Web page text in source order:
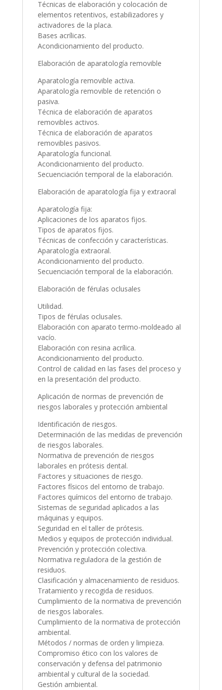
Técnicas de elaboración y colocación de
elementos retentivos, estabilizadores y
activadores de la placa.
Bases acrílicas.
Acondicionamiento del producto.
Elaboración de aparatología removible
Aparatología removible activa.
Aparatología removible de retención o
pasiva.
Técnica de elaboración de aparatos
removibles activos.
Técnica de elaboración de aparatos
removibles pasivos.
Aparatología funcional.
Acondicionamiento del producto.
Secuenciación temporal de la elaboración.
Elaboración de aparatología fija y extraoral
Aparatología fija:
Aplicaciones de los aparatos fijos.
Tipos de aparatos fijos.
Técnicas de confección y características.
Aparatología extraoral.
Acondicionamiento del producto.
Secuenciación temporal de la elaboración.
Elaboración de férulas oclusales
Utilidad.
Tipos de férulas oclusales.
Elaboración con aparato termo-moldeado al
vacío.
Elaboración con resina acrílica.
Acondicionamiento del producto.
Control de calidad en las fases del proceso y
en la presentación del producto.
Aplicación de normas de prevención de
riesgos laborales y protección ambiental
Identificación de riesgos.
Determinación de las medidas de prevención
de riesgos laborales.
Normativa de prevención de riesgos
laborales en prótesis dental.
Factores y situaciones de riesgo.
Factores físicos del entorno de trabajo.
Factores químicos del entorno de trabajo.
Sistemas de seguridad aplicados a las
máquinas y equipos.
Seguridad en el taller de prótesis.
Medios y equipos de protección individual.
Prevención y protección colectiva.
Normativa reguladora de la gestión de
residuos.
Clasificación y almacenamiento de residuos.
Tratamiento y recogida de residuos.
Cumplimiento de la normativa de prevención
de riesgos laborales.
Cumplimiento de la normativa de protección
ambiental.
Métodos / normas de orden y limpieza.
Compromiso ético con los valores de
conservación y defensa del patrimonio
ambiental y cultural de la sociedad.
Gestión ambiental.